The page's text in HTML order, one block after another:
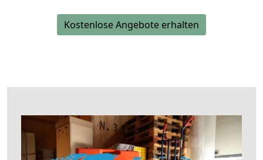
Kostenlose Angebote erhalten